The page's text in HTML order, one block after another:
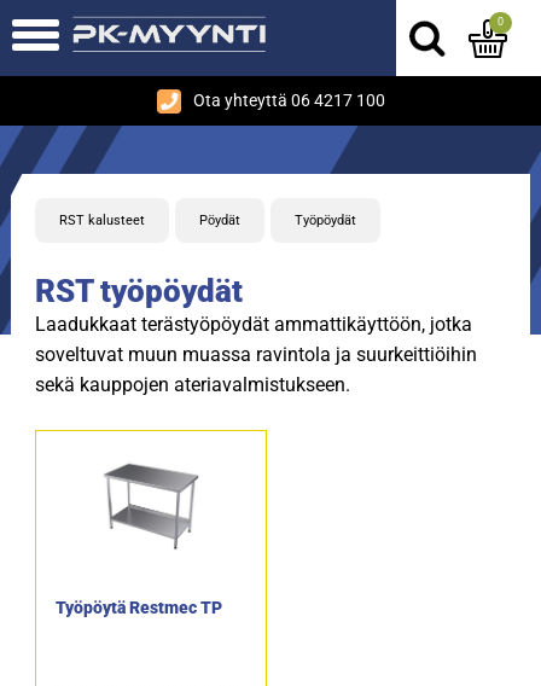
Ota yhteyttä 06 4217 100
0
RST kalusteet Pöydät Työpöydät
RST työpöydät
Laadukkaat terästyöpöydät ammattikäyttöön, jotka
soveltuvat muun muassa ravintola ja suurkeittiöihin
sekä kauppojen ateriavalmistukseen.
Työpöytä Restmec TP